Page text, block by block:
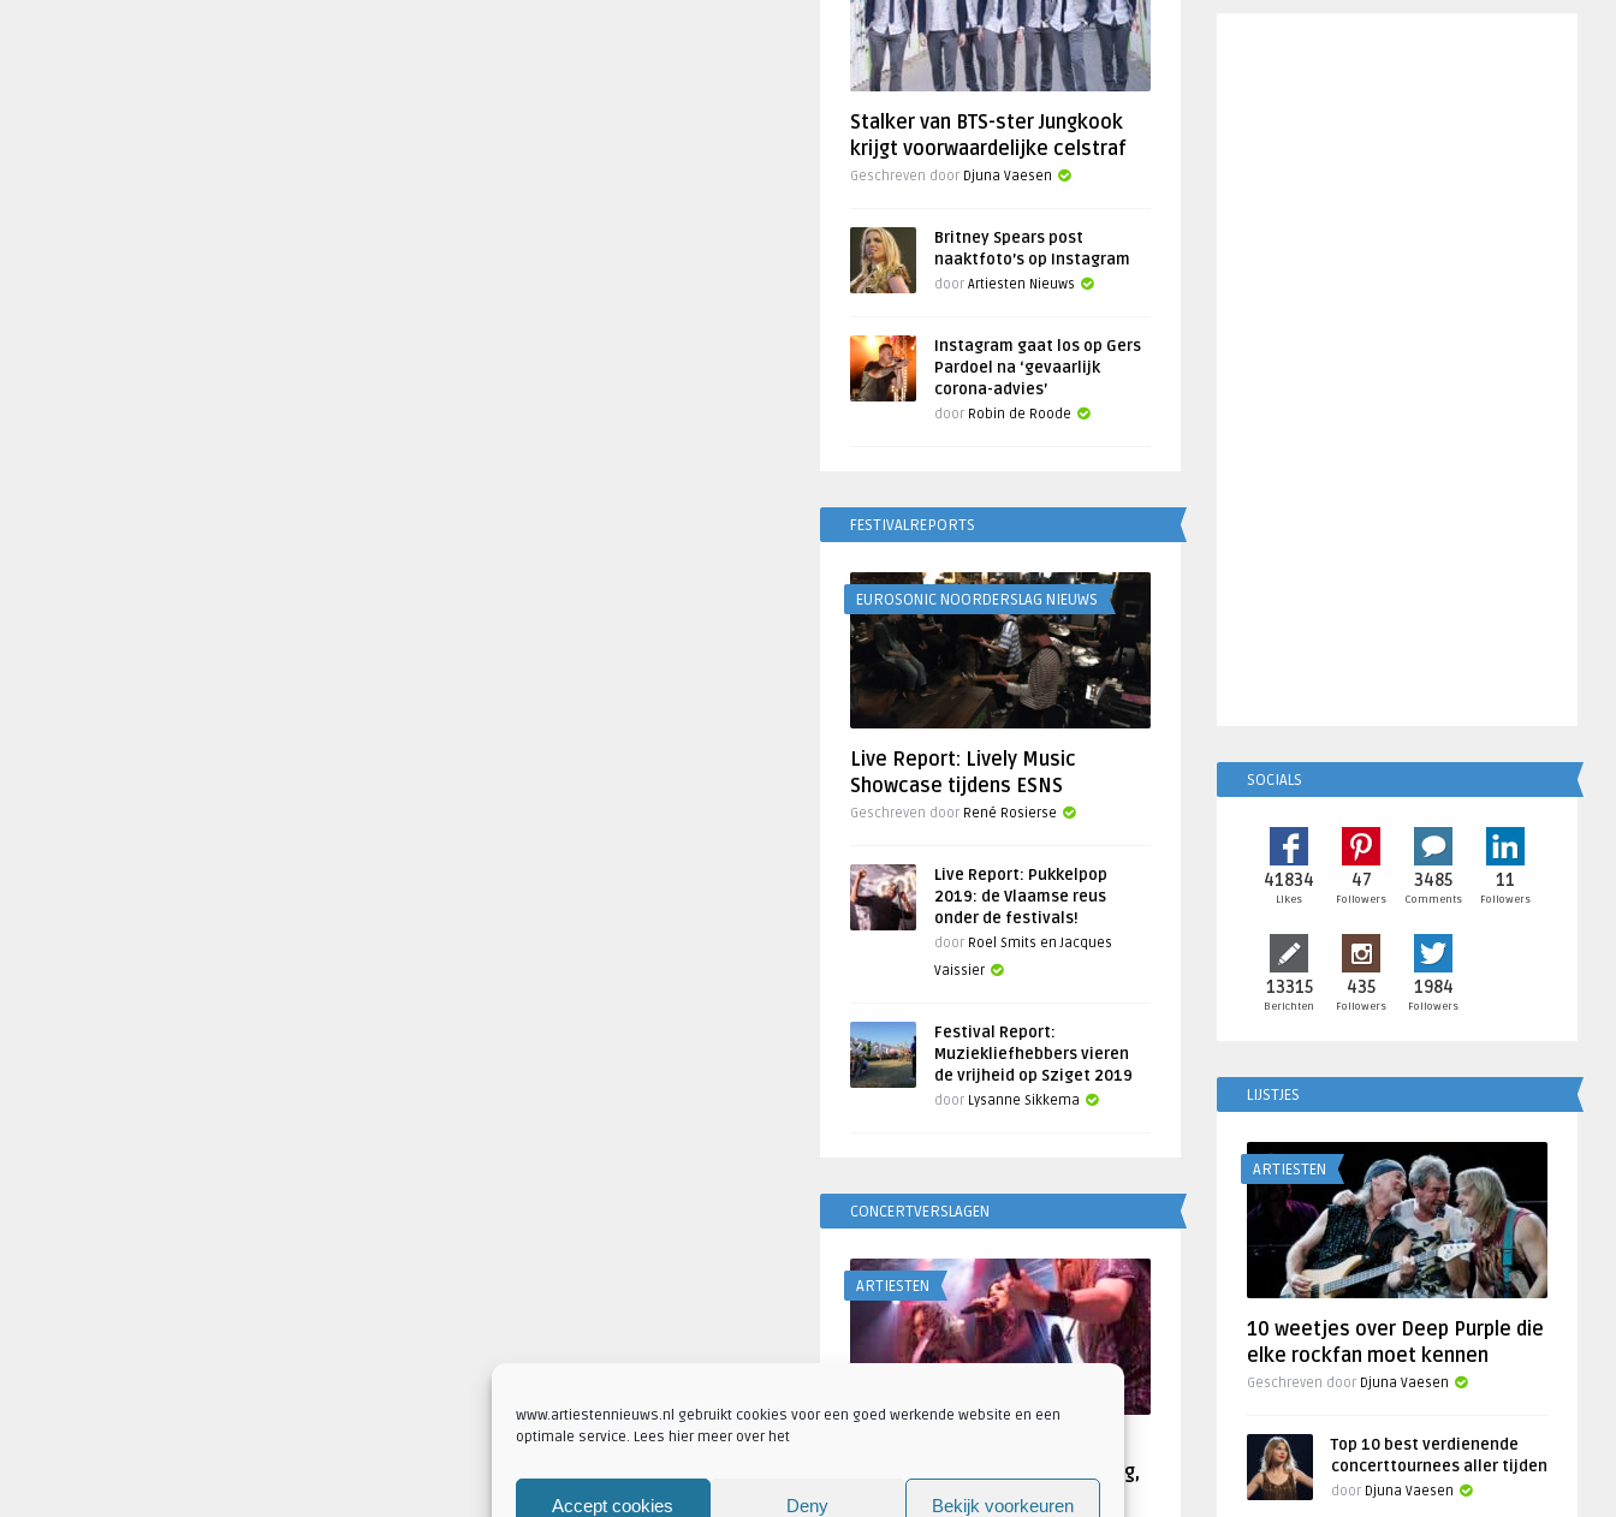
www.artiestennieuws.nl gebruikt cookies voor een goed werkende website en een
optimale service. Lees hier meer over het
Accept cookies Deny Bekijk voorkeuren
Stalker van BTS-ster Jungkook
krijgt voorwaardelijke celstraf
Geschreven door Djuna Vaesen
Britney Spears post
naaktfoto’s op Instagram
door Artiesten Nieuws
Instagram gaat los op Gers
Pardoel na ‘gevaarlijk
corona-advies’
door Robin de Roode
FESTIVALREPORTS
EUROSONIC NOORDERSLAG NIEUWS
Live Report: Lively Music
Showcase tijdens ESNS
Geschreven door René Rosierse
Live Report: Pukkelpop
2019: de Vlaamse reus
onder de festivals!
door Roel Smits en Jacques
Vaissier
Festival Report:
Muziekliefhebbers vieren
de vrijheid op Sziget 2019
door Lysanne Sikkema
CONCERTVERSLAGEN
ARTIESTEN
Atlantis en Xandria in De Helling,
SOCIALS
41834
Likes
47
Followers
3485
Comments
11
Followers
13315
Berichten
435
Followers
1984
Followers
LIJSTJES
ARTIESTEN
10 weetjes over Deep Purple die
elke rockfan moet kennen
Geschreven door Djuna Vaesen
Top 10 best verdienende
concerttournees aller tijden
door Djuna Vaesen